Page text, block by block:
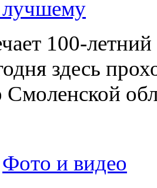
лучшему
100-
здесь
Смоленской
Фото и видео